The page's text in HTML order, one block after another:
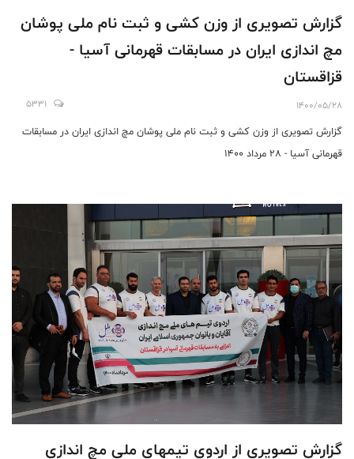
گزارش تصویری از وزن کشی و ثبت نام ملی پوشان
مچ اندازی ایران در مسابقات قهرمانی آسیا -
قزاقستان
1400/05/28
5331
گزارش تصویری از وزن کشی و ثبت نام ملی پوشان مچ اندازی ایران در مسابقات
قهرمانی آسیا - 28 مرداد 1400
گزارش تصویری از اردوی تیمهای ملی مچ اندازی